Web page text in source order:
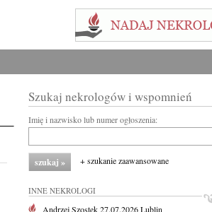
Szukaj nekrologów i wspomnień
Imię i nazwisko lub numer ogłoszenia:
+ szukanie zaawansowane
INNE NEKROLOGI
Andrzej Szostek27.07.2026Lublin